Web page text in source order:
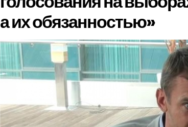
а их обязанностью»